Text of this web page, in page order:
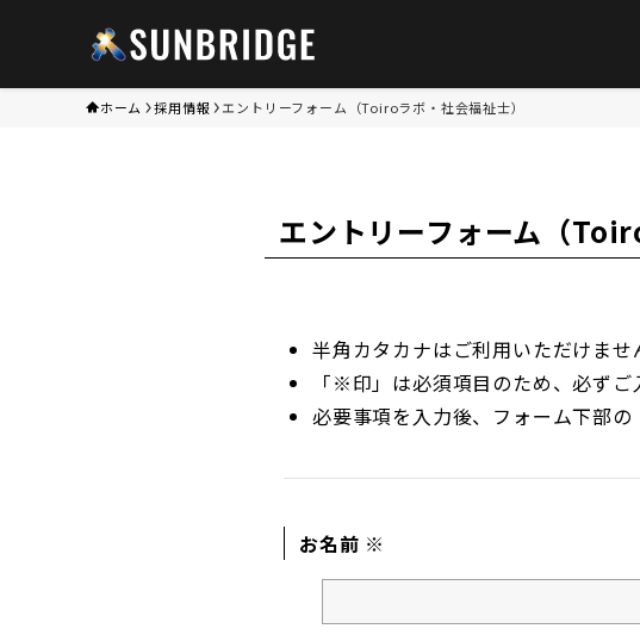
ホーム 採用情報 エントリーフォーム（Toiroラボ・社会福祉士）
エントリーフォーム（
半角カタカナはご利用いただけませ
「※印」は必須項目のため、必ずご
必要事項を入力後、フォーム下部の
お名前 ※